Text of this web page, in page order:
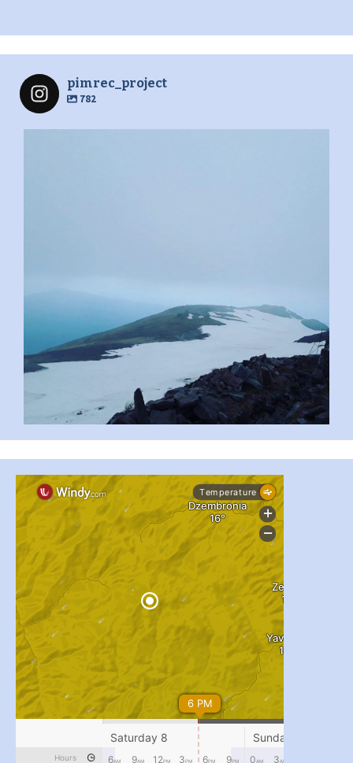
pimrec_project
782
...
pimrec_project